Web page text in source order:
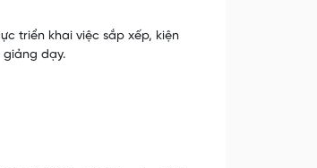
triển khai việc sắp xếp, kiện
dạy.